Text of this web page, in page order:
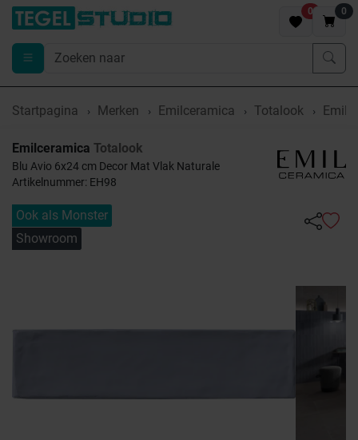
0 0
Startpagina Merken Emilceramica Totalook
Emilceramica Totalook
Blu Avio 6x24 cm Decor Mat Vlak Naturale
Artikelnummer: EH98
Ook als Monster
Showroom